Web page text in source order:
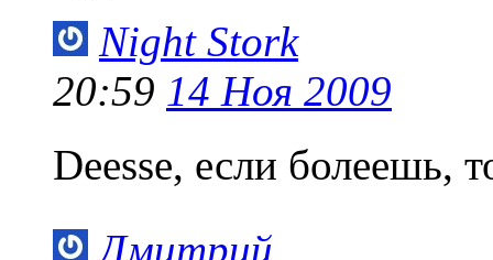
Night Stork
20:59 14 Ноя 2009
Deesse, если болеешь,
Дмитрий